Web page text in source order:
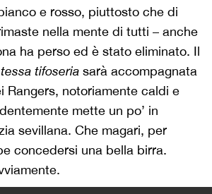
e rosso, piuttosto che di
nella mente di tutti – anche
ha perso ed è stato eliminato. Il
tifoseria sarà accompagnata
Rangers, notoriamente caldi e
mette un po’ in
sevillana. Che magari, per
concedersi una bella birra.